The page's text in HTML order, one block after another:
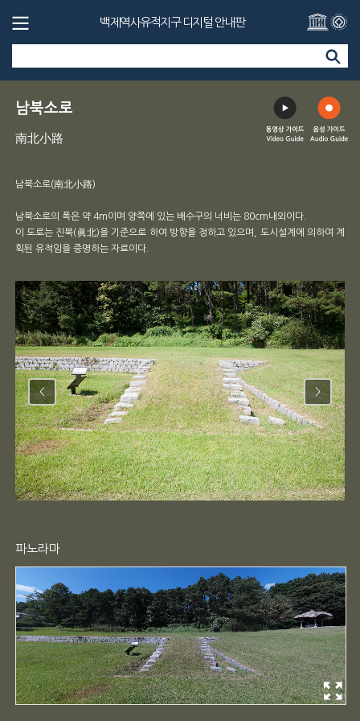
백제역사유적지구 디지털 안내판
남북소로
南北小路
남북소로(南北小路)
남북소로의 폭은 약 4m이며 양쪽에 있는 배수구의 너비는 80cm내외이다.
이 도로는 진북(眞北)을 기준으로 하여 방향을 정하고 있으며, 도시설계에 의하여 계
획된 유적임을 증명하는 자료이다.
< >
파노라마